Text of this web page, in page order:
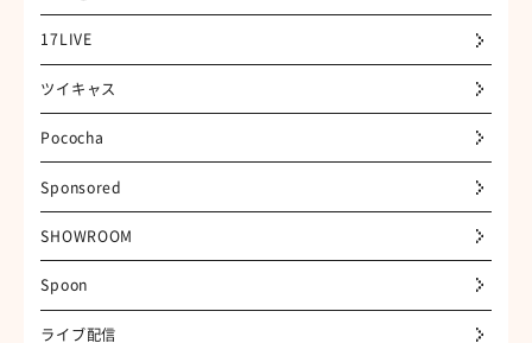
17LIVE
ツイキャス
Pococha
Sponsored
SHOWROOM
Spoon
ライブ配信